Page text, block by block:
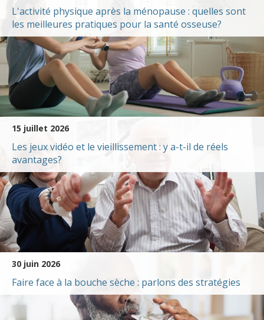
Réduction du risque de
démence : Aperçu
Multimédia: Promouvoir la
santé du cerveau
Réduction du risque de
démence : Autres affections
et médicaments d’ordonnance
L'activité physique après la ménopause : quelles sont
les meilleures pratiques pour la santé osseuse?
15 juillet 2026
Les jeux vidéo et le vieillissement : y a-t-il de réels
avantages?
30 juin 2026
Faire face à la bouche sèche : parlons des stratégies